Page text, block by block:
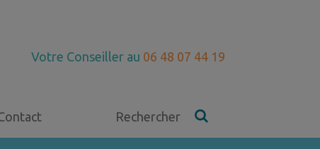
Votre Conseiller au 06 48 07 44 19
Rechercher